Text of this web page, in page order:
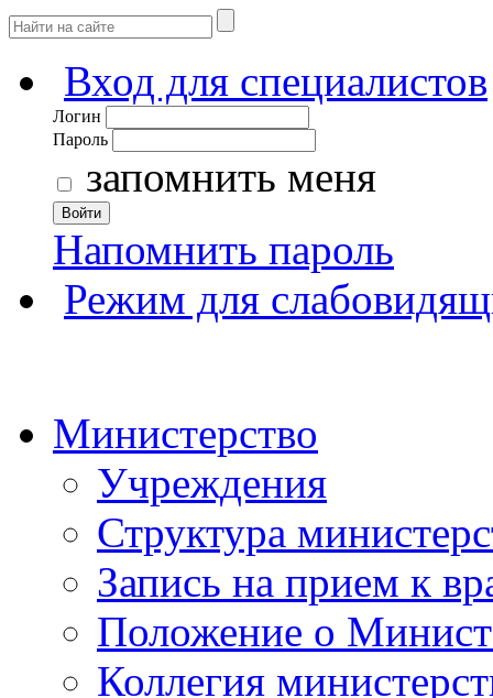
Вход для специалистов
Логин
Пароль
запомнить меня
Войти
Напомнить пароль
Режим для
Министерство
Учреждения
Структура
Запись на прием к
Положение о
Коллегия